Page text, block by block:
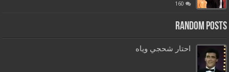
160
Random Posts
احتار شحجي وياه